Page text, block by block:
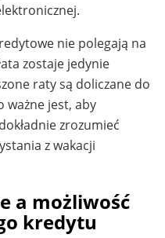
nie polegają na
zostaje jedynie
raty są doliczane do
ważne jest, aby
zrozumieć
z wakacji
a możliwość
kredytu